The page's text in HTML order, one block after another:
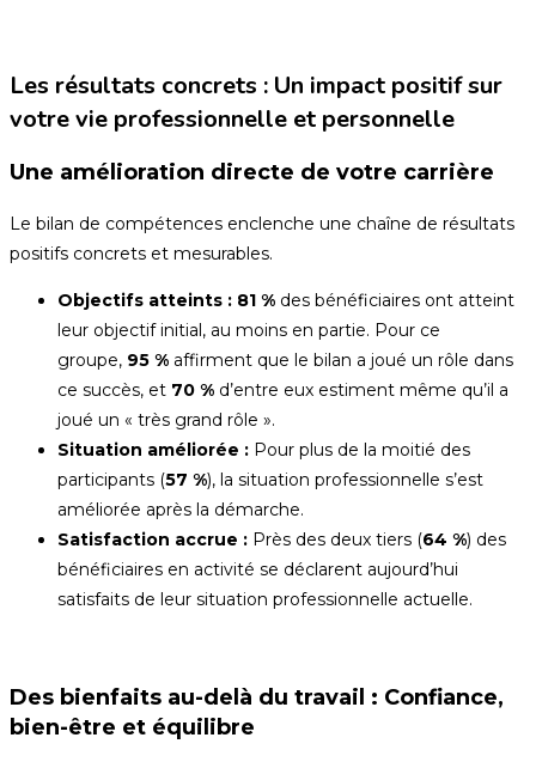
Les résultats concrets : Un impact positif sur
votre vie professionnelle et personnelle
Une amélioration directe de votre carrière
Le bilan de compétences enclenche une chaîne de résultats
positifs concrets et mesurables.
Objectifs atteints : 81 % des bénéficiaires ont atteint
leur objectif initial, au moins en partie. Pour ce
groupe, 95 % affirment que le bilan a joué un rôle dans
ce succès, et 70 % d’entre eux estiment même qu’il a
joué un « très grand rôle ».
Situation améliorée : Pour plus de la moitié des
participants (57 %), la situation professionnelle s’est
améliorée après la démarche.
Satisfaction accrue : Près des deux tiers (64 %) des
bénéficiaires en activité se déclarent aujourd’hui
satisfaits de leur situation professionnelle actuelle.
Des bienfaits au-delà du travail : Confiance,
bien-être et équilibre